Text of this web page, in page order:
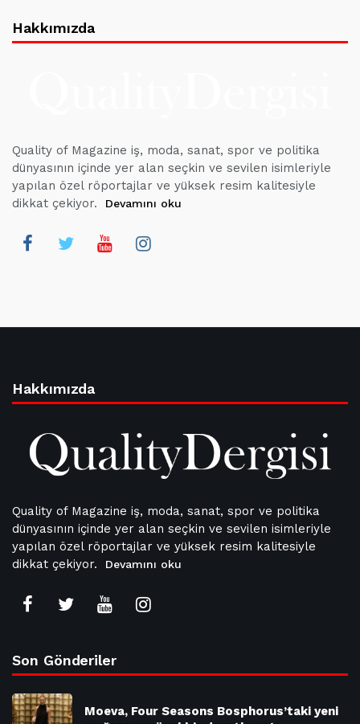
Hakkımızda
Quality of Magazine iş, moda, sanat, spor ve politika
dünyasının içinde yer alan seçkin ve sevilen isimleriyle
yapılan özel röportajlar ve yüksek resim kalitesiyle
dikkat çekiyor.
Devamını oku
Hakkımızda
Quality of Magazine iş, moda, sanat, spor ve politika
dünyasının içinde yer alan seçkin ve sevilen isimleriyle
yapılan özel röportajlar ve yüksek resim kalitesiyle
dikkat çekiyor.
Devamını oku
Son Gönderiler
Moeva, Four Seasons Bosphorus’taki yeni